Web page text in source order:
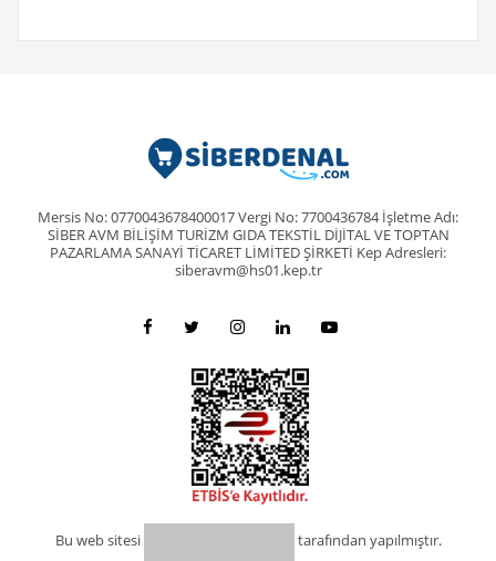
Mersis No: 0770043678400017 Vergi No: 7700436784 İşletme Adı:
SİBER AVM BİLİŞİM TURİZM GIDA TEKSTİL DİJİTAL VE TOPTAN
PAZARLAMA SANAYİ TİCARET LİMİTED ŞİRKETİ Kep Adresleri:
siberavm@hs01.kep.tr
Bu web sitesi tarafından yapılmıştır.